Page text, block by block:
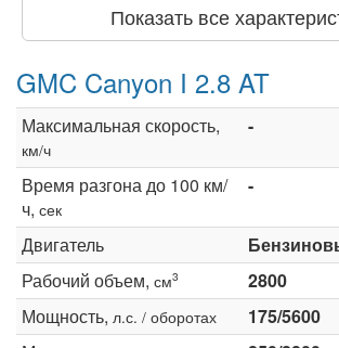
Показать все
GMC Canyon I 2.8 AT
Максимальная скорость,
км/ч
-
Время разгона до 100 км/
ч, сек
-
Двигатель
Рабочий объем, см3
2800
Мощность, л.с. / оборотах
175/5600